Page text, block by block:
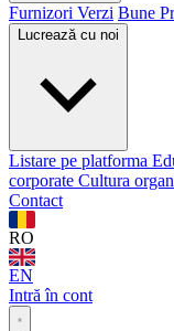
Furnizori Verzi Bune
Lucrează cu noi
Listare pe platforma
corporate Cultura
Contact
RO
EN
Intră în cont